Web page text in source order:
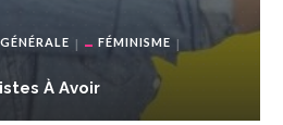
FÉMINISME
À Avoir